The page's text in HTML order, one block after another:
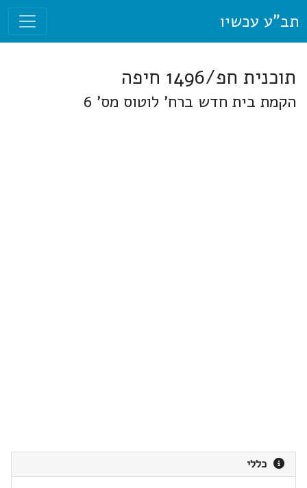
תב"ע עכשיו
תוכנית חפ/1496 חיפה
הקמת בית חדש ברח' לוטוס מס' 6
כללי